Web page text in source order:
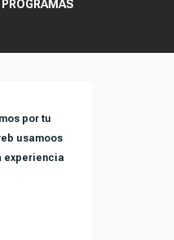
por tu
usamoos
experiencia